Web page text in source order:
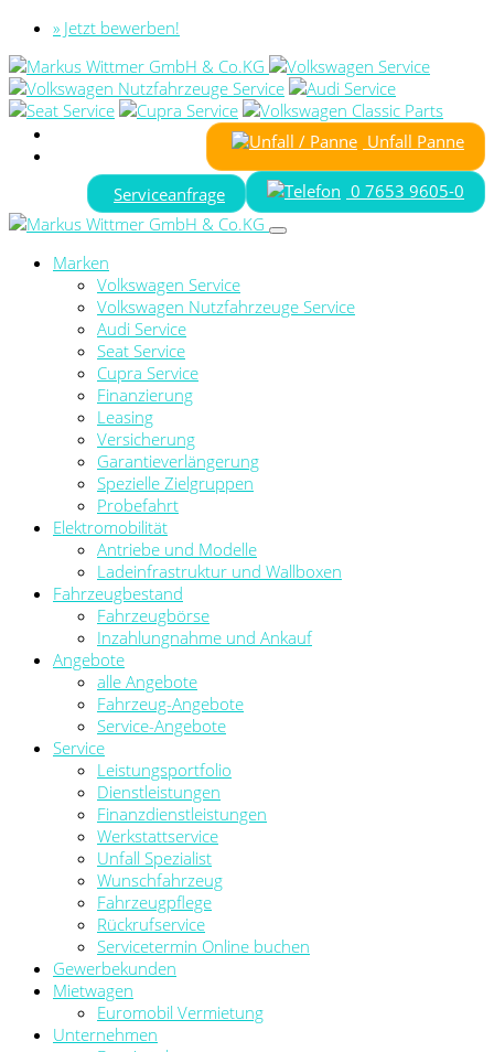
» Jetzt bewerben!
Unfall Panne
0 7653 9605-0
Serviceanfrage
Marken
Volkswagen Service
Volkswagen Nutzfahrzeuge Service
Audi Service
Seat Service
Cupra Service
Finanzierung
Leasing
Versicherung
Garantieverlängerung
Spezielle Zielgruppen
Probefahrt
Elektromobilität
Antriebe und Modelle
Ladeinfrastruktur und Wallboxen
Fahrzeugbestand
Fahrzeugbörse
Inzahlungnahme und Ankauf
Angebote
alle Angebote
Fahrzeug-Angebote
Service-Angebote
Service
Leistungsportfolio
Dienstleistungen
Finanzdienstleistungen
Werkstattservice
Unfall Spezialist
Wunschfahrzeug
Fahrzeugpflege
Rückrufservice
Servicetermin Online buchen
Gewerbekunden
Mietwagen
Euromobil Vermietung
Unternehmen